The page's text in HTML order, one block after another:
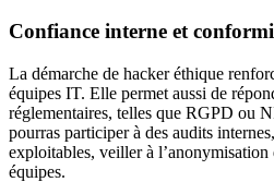
Confiance interne et
La démarche de hacker éthique
équipes IT. Elle permet aussi de
réglementaires, telles que RGPD ou
pourras participer à des audits
exploitables, veiller à l’anonymisation
équipes.